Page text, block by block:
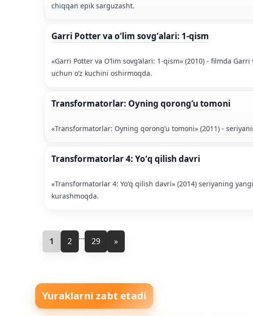
chiqqan epik sarguzasht.
Garri Potter va oʻlim sovgʻalari: 1-qism
«Garri Potter va O’lim sovg’alari: 1-qism» (2010) - filmda
uchun o’z kuchini oshirmoqda.
Transformatorlar: Oyning qorong’u tomoni
«Transformatorlar: Oyning qorong’u tomoni» (2011) -
Transformatorlar 4: Yoʻq qilish davri
«Transformatorlar 4: Yoʻq qilish davri» (2014) seriyaning
kurashmoqda.
1 2 ... 29 »
Yuraklarni zabt etadi